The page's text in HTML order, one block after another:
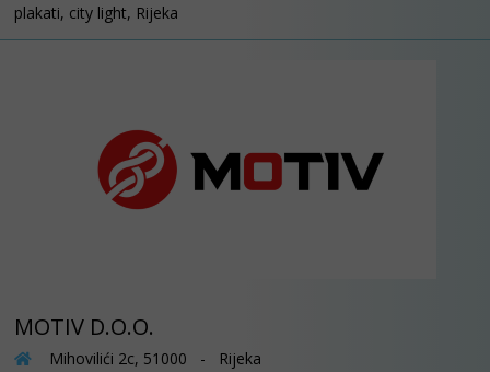
plakati, city light, Rijeka
MOTIV D.O.O.
Mihovilići 2c, 51000 - Rijeka